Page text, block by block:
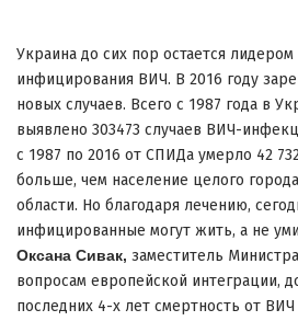
Украина до сих пор остается
инфицирования ВИЧ. В 2016 году
новых случаев. Всего с 1987 года в
выявлено 303473 случаев ВИЧ-
с 1987 по 2016 от СПИДа умерло 42
больше, чем население целого
области. Но благодаря лечению,
инфицированные могут жить, а не
Оксана Сивак, заместитель
вопросам европейской интеграции,
последних 4-х лет смертность от ВИЧ